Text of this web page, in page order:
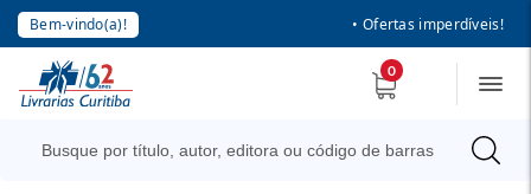
Bem-vindo(a)! • Ofertas imperdíveis!
0